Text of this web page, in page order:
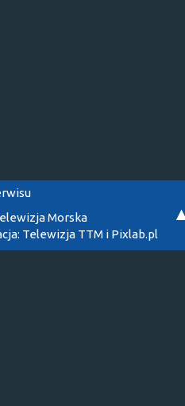
Morska
Telewizja TTM i Pixlab.pl